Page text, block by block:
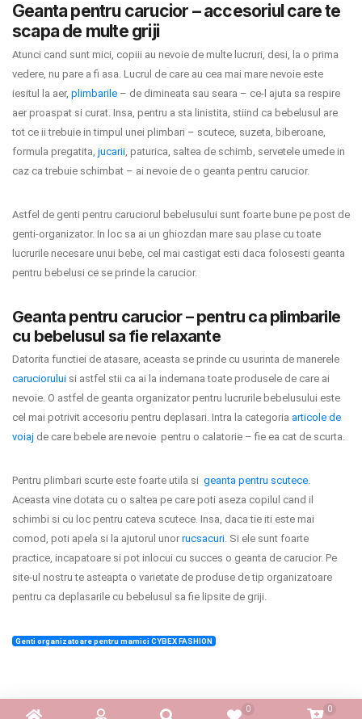
INGRIJIRE PERSONALA
BAIE SI TOALETA
Informatii companie
Blog
Regulament giveaway
Showroom
Depozit
Q & A
Branduri
Termeni si conditii
Politica de confidentialitate
Modalitati de plata
Politica de livrare si retur
Garantia produselor
ANPC
Geanta pentru carucior – accesoriul care te
scapa de multe griji
Atunci cand sunt mici, copiii au nevoie de multe lucruri, desi, la o prima
vedere, nu pare a fi asa. Lucrul de care au cea mai mare nevoie este
iesitul la aer, plimbarile – de dimineata sau seara – ce-l ajuta sa respire
aer proaspat si curat. Insa, pentru a sta linistita, stiind ca bebelusul are
tot ce ii trebuie in timpul unei plimbari – scutece, suzeta, biberoane,
formula pregatita, jucarii, paturica, saltea de schimb, servetele umede in
caz ca trebuie schimbat – ai nevoie de o geanta pentru carucior.
Astfel de genti pentru caruciorul bebelusului sunt foarte bune pe post de
genti-organizator. In loc sa ai un ghiozdan mare sau plase cu toate
lucrurile necesare unui bebe, cel mai castigat esti daca folosesti geanta
pentru bebelusi ce se prinde la carucior.
Geanta pentru carucior – pentru ca plimbarile
cu bebelusul sa fie relaxante
Datorita functiei de atasare, aceasta se prinde cu usurinta de manerele
caruciorului si astfel stii ca ai la indemana toate produsele de care ai
nevoie. O astfel de geanta organizator pentru lucrurile bebelusului este
cel mai potrivit accesoriu pentru deplasari. Intra la categoria articole de
voiaj de care bebele are nevoie pentru o calatorie – fie ea cat de scurta.
Pentru plimbari scurte este foarte utila si geanta pentru scutece.
Aceasta vine dotata cu o saltea pe care poti aseza copilul cand il
schimbi si cu loc pentru cateva scutece. Insa, daca tie iti este mai
comod, poti apela si la ajutorul unor rucsacuri. Si ele sunt foarte
practice, incapatoare si pot inlocui cu succes o geanta de carucior. Pe
site-ul nostru te asteapta o varietate de produse de tip organizatoare
pentru ca deplasarile cu bebelusul sa fie lipsite de griji.
Genti organizatoare pentru mamici CYBEX FASHION